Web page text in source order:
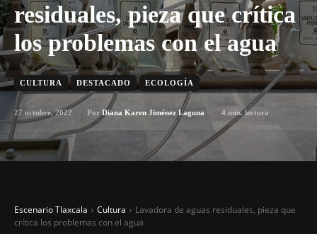
residuales, pieza que crítica
los problemas con el agua
CULTURA DESTACADO ECOLOGÍA
27 octubre, 2022 Por Diana Karen Jiménez Laguna 4 min. lectura
Escenario Tlaxcala Cultura
Lavadora de aguas residuales, pieza que
crítica los problemas con el agua